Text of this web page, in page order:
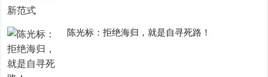
陈光标：拒绝海归，就是自寻死路！